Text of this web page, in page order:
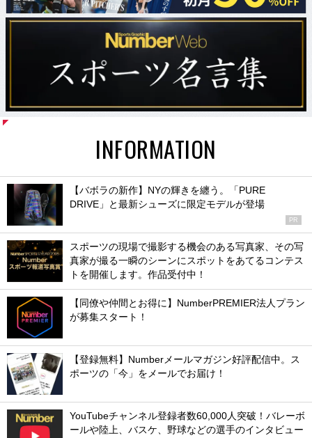
INFORMATION
【バボラの新作】NYの輝きを纏う。「PURE
DRIVE」と最新シューズに限定モデルが登場
PR
スポーツの現場で撮影する機会のある写真家、その写
真家が撮る一瞬のシーンにスポットをあてるコンテス
トを開催します。作品受付中！
【同僚や仲間とお得に】NumberPREMIER法人プラン
が募集スタート！
【登録無料】Numberメールマガジン好評配信中。ス
ポーツの「今」をメールでお届け！
YouTubeチャンネル登録者数60,000人突破！バレーボ
ールや陸上、バスケ、野球などの選手のインタビュー